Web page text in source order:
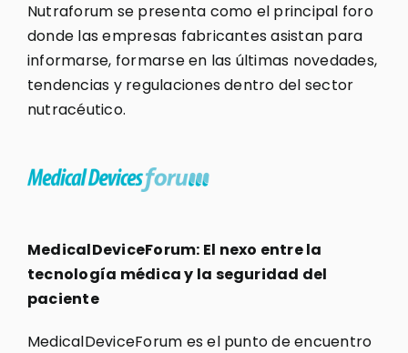
Nutraforum se presenta como el principal foro
donde las empresas fabricantes asistan para
informarse, formarse en las últimas novedades,
tendencias y regulaciones dentro del sector
nutracéutico.
MedicalDeviceForum: El nexo entre la
tecnología médica y la seguridad del
paciente
MedicalDeviceForum es el punto de encuentro